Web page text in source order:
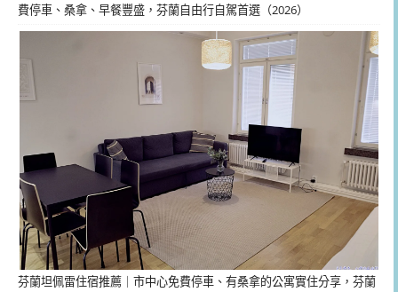
費停車、桑拿、早餐豐盛，芬蘭自由行自駕首選（2026）
芬蘭坦佩雷住宿推薦｜市中心免費停車、有桑拿的公寓實住分享，芬蘭